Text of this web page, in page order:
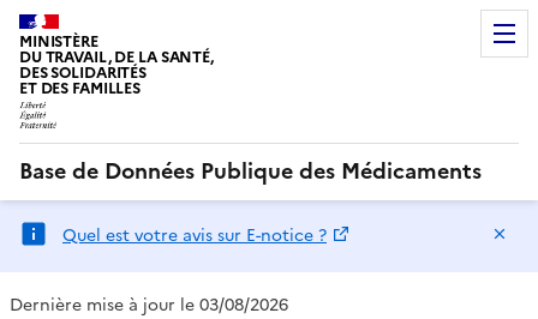
MINISTÈRE
DU TRAVAIL, DE LA SANTÉ,
DES SOLIDARITÉS
ET DES FAMILLES
Base de Données Publique des Médicaments
Quel est votre avis sur E-notice ?
Dernière mise à jour le 03/08/2026